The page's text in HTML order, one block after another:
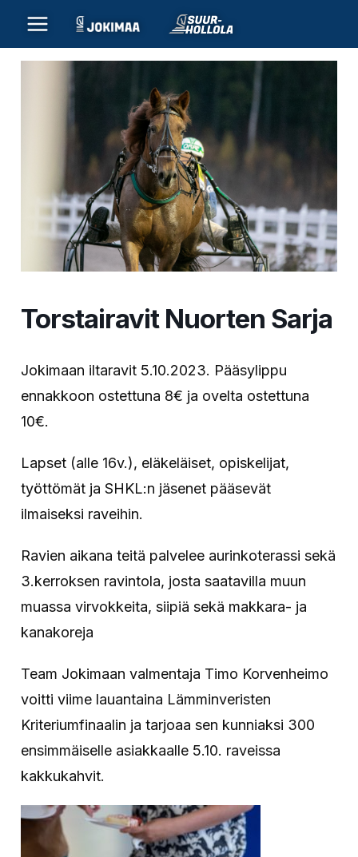
sisältöön
Torstairavit Nuorten Sarja
Jokimaan iltaravit 5.10.2023. Pääsylippu
ennakkoon ostettuna 8€ ja ovelta ostettuna
10€.
Lapset (alle 16v.), eläkeläiset, opiskelijat,
työttömät ja SHKL:n jäsenet pääsevät
ilmaiseksi raveihin.
Ravien aikana teitä palvelee aurinkoterassi sekä
3.kerroksen ravintola, josta saatavilla muun
muassa virvokkeita, siipiä sekä makkara- ja
kanakoreja
Team Jokimaan valmentaja Timo Korvenheimo
voitti viime lauantaina Lämminveristen
Kriteriumfinaalin ja tarjoaa sen kunniaksi 300
ensimmäiselle asiakkaalle 5.10. raveissa
kakkukahvit.